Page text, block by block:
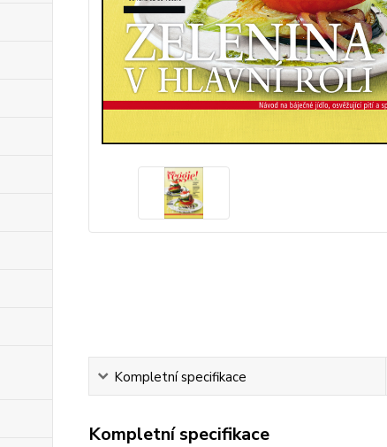
Kompletní specifikace
Kompletní specifikace